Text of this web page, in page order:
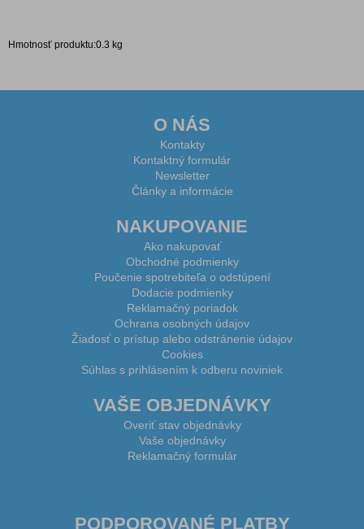
Hmotnosť produktu:0.3 kg
O NÁS
Kontakty
Kontaktný formulár
Newsletter
Články a informácie
NAKUPOVANIE
Ako nakupovať
Obchodné podmienky
Poučenie spotrebiteľa o odstúpení
Dodacie podmienky
Reklamačný poriadok
Ochrana osobných údajov
Žiadosť o prístup alebo odstránenie údajov
Cookies
Súhlas s prihlásením k odberu noviniek
VAŠE OBJEDNÁVKY
Overiť stav objednávky
Vaše objednávky
Reklamačný formulár
PODPOROVANÉ PLATBY